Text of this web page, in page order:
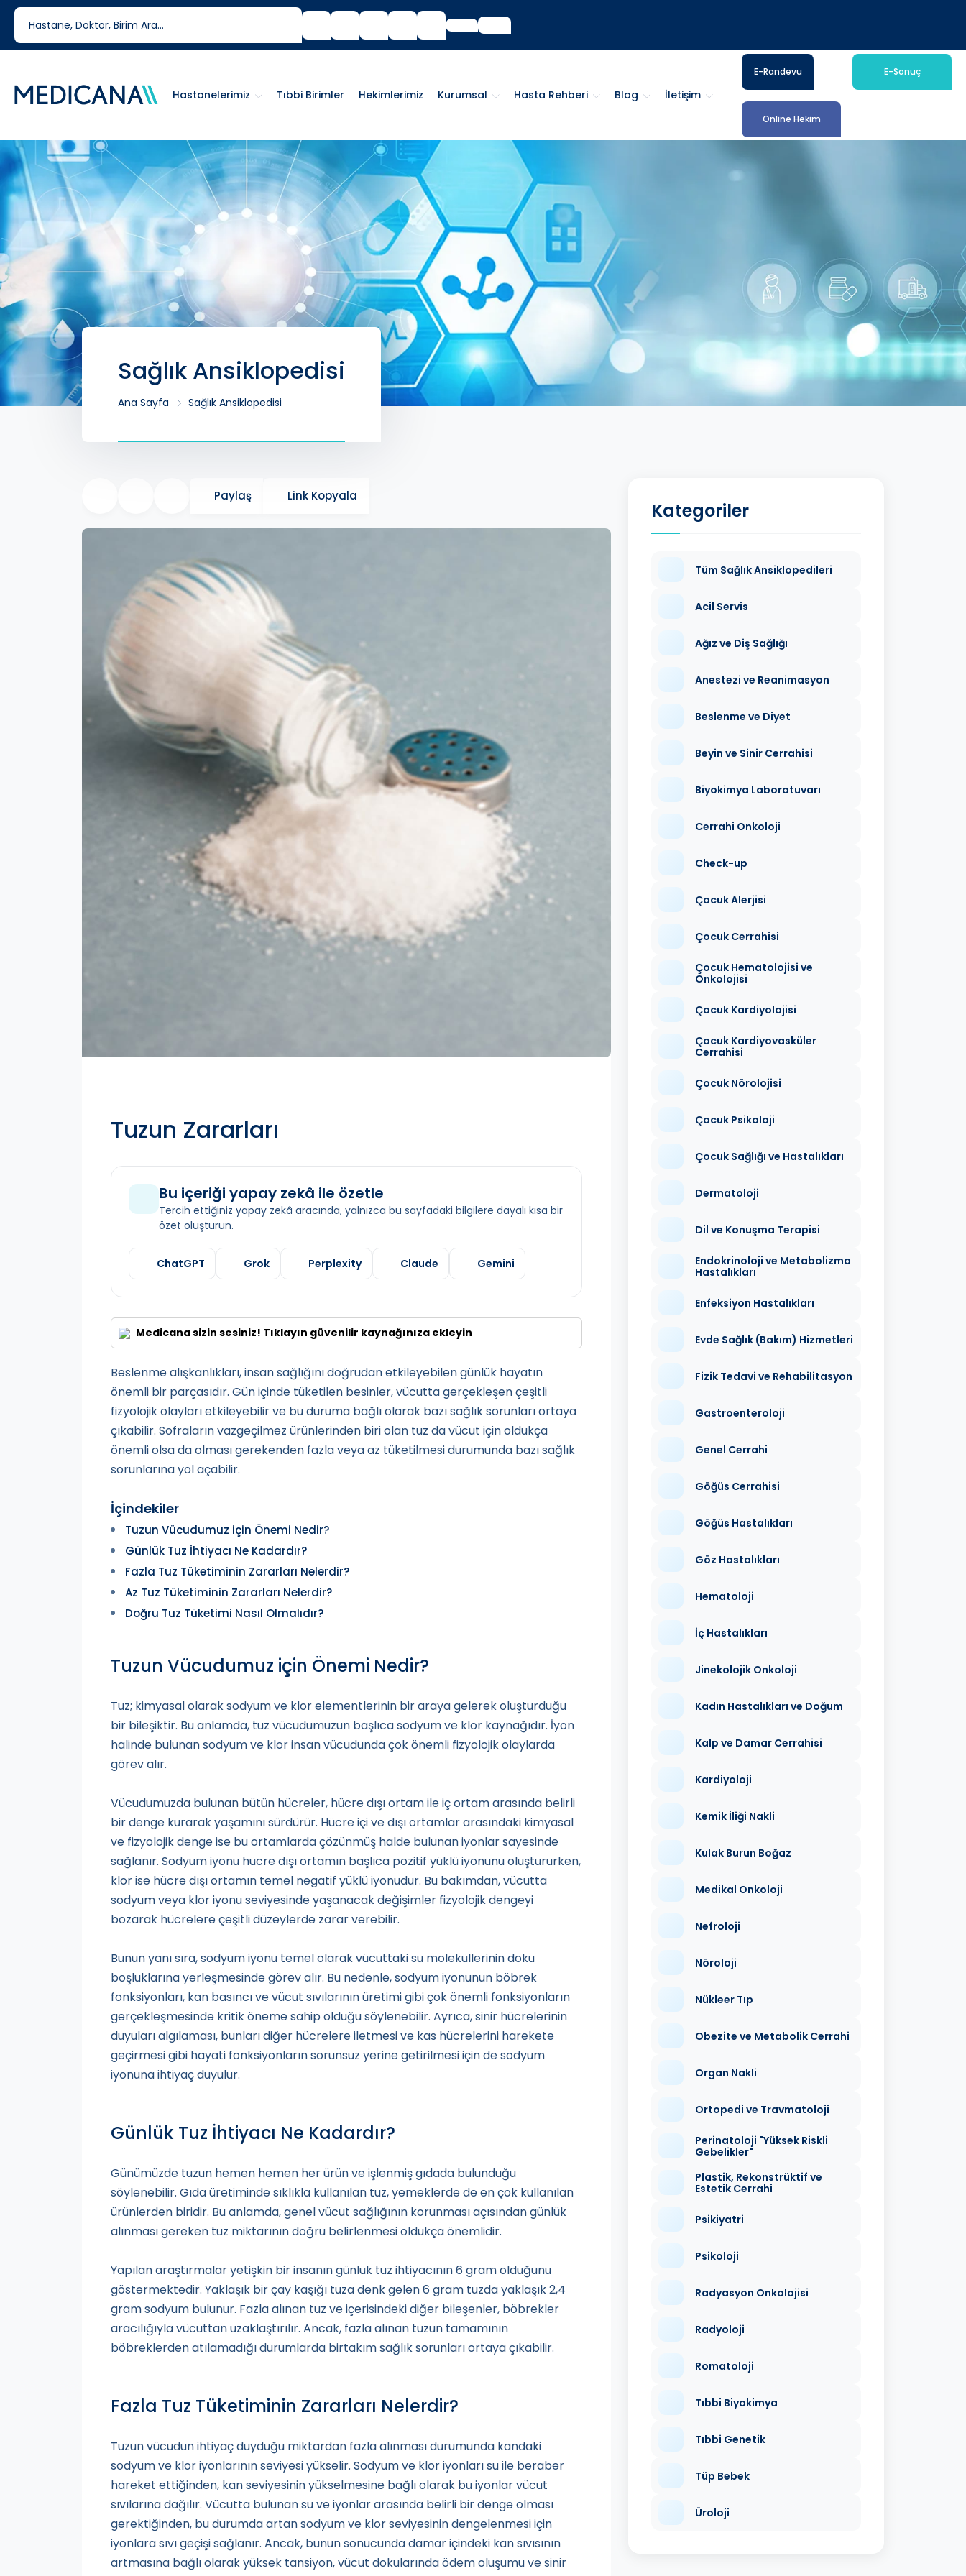
444 6 334
Tıbbi Birimler Hekimlerimiz Kurumsal Hasta Rehberi Blog İletişim
Hastanelerimiz
E-Randevu E-Sonuç
Online Hekim
Sağlık Ansiklopedisi
Ana Sayfa Sağlık Ansiklopedisi
Paylaş Link Kopyala
Tuzun Zararları
Bu içeriği yapay zekâ ile özetle
Tercih ettiğiniz yapay zekâ aracında, yalnızca bu sayfadaki bilgilere dayalı kısa bir
özet oluşturun.
ChatGPT Grok Perplexity Claude Gemini
Medicana sizin sesiniz! Tıklayın güvenilir kaynağınıza ekleyin
Beslenme alışkanlıkları, insan sağlığını doğrudan etkileyebilen günlük hayatın
önemli bir parçasıdır. Gün içinde tüketilen besinler, vücutta gerçekleşen çeşitli
fizyolojik olayları etkileyebilir ve bu duruma bağlı olarak bazı sağlık sorunları ortaya
çıkabilir. Sofraların vazgeçilmez ürünlerinden biri olan tuz da vücut için oldukça
önemli olsa da olması gerekenden fazla veya az tüketilmesi durumunda bazı sağlık
sorunlarına yol açabilir.
İçindekiler
Tuzun Vücudumuz için Önemi Nedir?
Günlük Tuz İhtiyacı Ne Kadardır?
Fazla Tuz Tüketiminin Zararları Nelerdir?
Az Tuz Tüketiminin Zararları Nelerdir?
Doğru Tuz Tüketimi Nasıl Olmalıdır?
Tuzun Vücudumuz için Önemi Nedir?
Tuz; kimyasal olarak sodyum ve klor elementlerinin bir araya gelerek oluşturduğu
bir bileşiktir. Bu anlamda, tuz vücudumuzun başlıca sodyum ve klor kaynağıdır. İyon
halinde bulunan sodyum ve klor insan vücudunda çok önemli fizyolojik olaylarda
görev alır.
Vücudumuzda bulunan bütün hücreler, hücre dışı ortam ile iç ortam arasında belirli
bir denge kurarak yaşamını sürdürür. Hücre içi ve dışı ortamlar arasındaki kimyasal
ve fizyolojik denge ise bu ortamlarda çözünmüş halde bulunan iyonlar sayesinde
sağlanır. Sodyum iyonu hücre dışı ortamın başlıca pozitif yüklü iyonunu oluştururken,
klor ise hücre dışı ortamın temel negatif yüklü iyonudur. Bu bakımdan, vücutta
sodyum veya klor iyonu seviyesinde yaşanacak değişimler fizyolojik dengeyi
bozarak hücrelere çeşitli düzeylerde zarar verebilir.
Bunun yanı sıra, sodyum iyonu temel olarak vücuttaki su moleküllerinin doku
boşluklarına yerleşmesinde görev alır. Bu nedenle, sodyum iyonunun böbrek
fonksiyonları, kan basıncı ve vücut sıvılarının üretimi gibi çok önemli fonksiyonların
gerçekleşmesinde kritik öneme sahip olduğu söylenebilir. Ayrıca, sinir hücrelerinin
duyuları algılaması, bunları diğer hücrelere iletmesi ve kas hücrelerini harekete
geçirmesi gibi hayati fonksiyonların sorunsuz yerine getirilmesi için de sodyum
iyonuna ihtiyaç duyulur.
Günlük Tuz İhtiyacı Ne Kadardır?
Günümüzde tuzun hemen hemen her ürün ve işlenmiş gıdada bulunduğu
söylenebilir. Gıda üretiminde sıklıkla kullanılan tuz, yemeklerde de en çok kullanılan
ürünlerden biridir. Bu anlamda, genel vücut sağlığının korunması açısından günlük
alınması gereken tuz miktarının doğru belirlenmesi oldukça önemlidir.
Yapılan araştırmalar yetişkin bir insanın günlük tuz ihtiyacının 6 gram olduğunu
göstermektedir. Yaklaşık bir çay kaşığı tuza denk gelen 6 gram tuzda yaklaşık 2,4
gram sodyum bulunur. Fazla alınan tuz ve içerisindeki diğer bileşenler, böbrekler
aracılığıyla vücuttan uzaklaştırılır. Ancak, fazla alınan tuzun tamamının
böbreklerden atılamadığı durumlarda birtakım sağlık sorunları ortaya çıkabilir.
Fazla Tuz Tüketiminin Zararları Nelerdir?
Tuzun vücudun ihtiyaç duyduğu miktardan fazla alınması durumunda kandaki
sodyum ve klor iyonlarının seviyesi yükselir. Sodyum ve klor iyonları su ile beraber
hareket ettiğinden, kan seviyesinin yükselmesine bağlı olarak bu iyonlar vücut
sıvılarına dağılır. Vücutta bulunan su ve iyonlar arasında belirli bir denge olması
gerektiğinden, bu durumda artan sodyum ve klor seviyesinin dengelenmesi için
iyonlara sıvı geçişi sağlanır. Ancak, bunun sonucunda damar içindeki kan sıvısının
artmasına bağlı olarak yüksek tansiyon, vücut dokularında ödem oluşumu ve sinir
Kategoriler
Tüm Sağlık Ansiklopedileri
Acil Servis
Ağız ve Diş Sağlığı
Anestezi ve Reanimasyon
Beslenme ve Diyet
Beyin ve Sinir Cerrahisi
Biyokimya Laboratuvarı
Cerrahi Onkoloji
Check-up
Çocuk Alerjisi
Çocuk Cerrahisi
Çocuk Hematolojisi ve
Onkolojisi
Çocuk Kardiyolojisi
Çocuk Kardiyovasküler
Cerrahisi
Çocuk Nörolojisi
Çocuk Psikoloji
Çocuk Sağlığı ve Hastalıkları
Dermatoloji
Dil ve Konuşma Terapisi
Endokrinoloji ve Metabolizma
Hastalıkları
Enfeksiyon Hastalıkları
Evde Sağlık (Bakım) Hizmetleri
Fizik Tedavi ve Rehabilitasyon
Gastroenteroloji
Genel Cerrahi
Göğüs Cerrahisi
Göğüs Hastalıkları
Göz Hastalıkları
Hematoloji
İç Hastalıkları
Jinekolojik Onkoloji
Kadın Hastalıkları ve Doğum
Kalp ve Damar Cerrahisi
Kardiyoloji
Kemik İliği Nakli
Kulak Burun Boğaz
Medikal Onkoloji
Nefroloji
Nöroloji
Nükleer Tıp
Obezite ve Metabolik Cerrahi
Organ Nakli
Ortopedi ve Travmatoloji
Perinatoloji "Yüksek Riskli
Gebelikler"
Plastik, Rekonstrüktif ve
Estetik Cerrahi
Psikiyatri
Psikoloji
Radyasyon Onkolojisi
Radyoloji
Romatoloji
Tıbbi Biyokimya
Tıbbi Genetik
Tüp Bebek
Üroloji